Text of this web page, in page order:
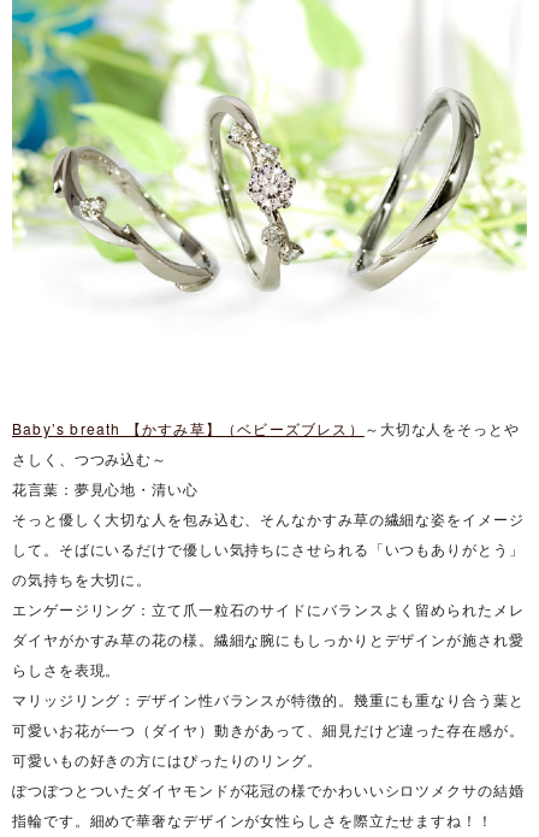
Baby’s breath 【かすみ草】（ベビーズブレス） ～大切な人をそっとや
さしく、つつみ込む～
花言葉：夢見心地・清い心
そっと優しく大切な人を包み込む、そんなかすみ草の繊細な姿をイメージ
して。そばにいるだけで優しい気持ちにさせられる「いつもありがとう」
の気持ちを大切に。
エンゲージリング：立て爪一粒石のサイドにバランスよく留められたメレ
ダイヤがかすみ草の花の様。繊細な腕にもしっかりとデザインが施され愛
らしさを表現。
マリッジリング：デザイン性バランスが特徴的。幾重にも重なり合う葉と
可愛いお花が一つ（ダイヤ）動きがあって、細見だけど違った存在感が。
可愛いもの好きの方にはぴったりのリング。
ぽつぽつとついたダイヤモンドが花冠の様でかわいいシロツメクサの結婚
指輪です。細めで華奢なデザインが女性らしさを際立たせますね！！